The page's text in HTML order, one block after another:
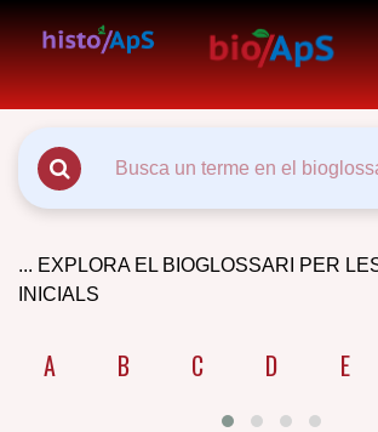
... EXPLORA EL BIOGLOSSARI PER
INICIALS
A B C D E